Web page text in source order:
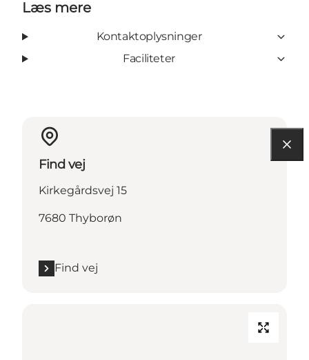
Læs mere
Kontaktoplysninger
Faciliteter
Find vej
Kirkegårdsvej 15
7680 Thyborøn
Find vej